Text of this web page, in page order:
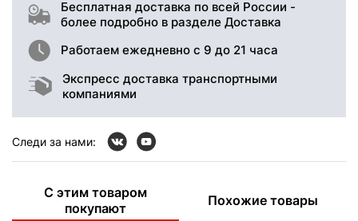
Бесплатная доставка по всей России -
более подробно в разделе Доставка
Работаем ежедневно с 9 до 21 часа
Экспресс доставка транспортными
компаниями
Следи за нами:
С этим товаром
покупают
Похожие товары